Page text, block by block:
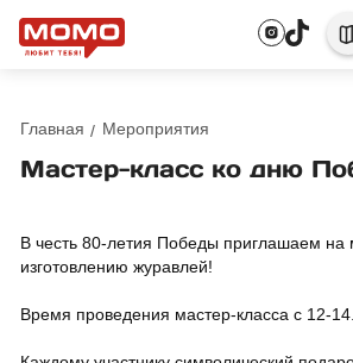
Главная Мероприятия
Мастер-класс ко дню
В честь 80-летия Победы приглашаем на
изготовлению журавлей!
Время проведения мастер-класса с 12-